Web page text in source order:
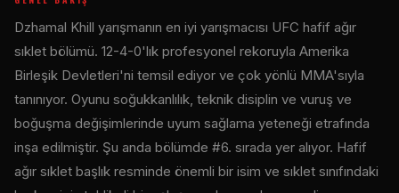
Dzhamal Khill yarışmanın en iyi yarışmacısı UFC hafif ağır
sıklet bölümü. 12-4-0'lık profesyonel rekoruyla Amerika
Birleşik Devletleri'ni temsil ediyor ve çok yönlü MMA'sıyla
tanınıyor. Oyunu soğukkanlılık, teknik disiplin ve vuruş ve
boğuşma değişimlerinde uyum sağlama yeteneği etrafında
inşa edilmiştir. Şu anda bölümde #6. sırada yer alıyor. Hafif
ağır sıklet başlık resminde önemli bir isim ve sıklet sınıfındaki